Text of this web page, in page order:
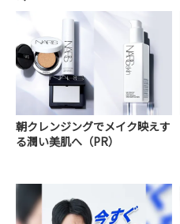
朝クレンジングでメイク映えす
る潤い美肌へ（PR）